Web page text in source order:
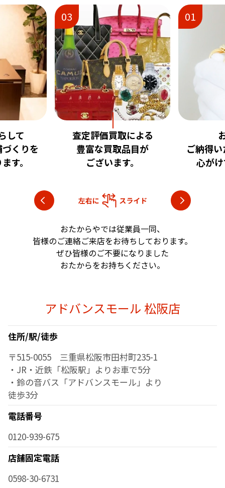
査定評価買取による
豊富な買取品目が
ございます。
01
ご納得いただける査定を
心がけております。
おたからやでは従業員一同、
皆様のご連絡ご来店をお待ちしております。
ぜひ皆様のご不要になりました
おたからをお持ちください。
アドバンスモール 松阪店
住所/駅/徒歩
〒515-0055 三重県松阪市田村町235-1
・JR・近鉄「松阪駅」よりお車で5分
・鈴の音バス「アドバンスモール」より
徒歩3分
電話番号
0120-939-675
店舗固定電話
0598-30-6731